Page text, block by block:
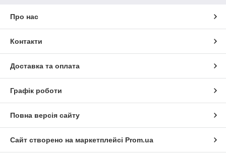
Про нас
Контакти
Доставка та оплата
Графік роботи
Повна версія сайту
Сайт створено на маркетплейсі Prom.ua